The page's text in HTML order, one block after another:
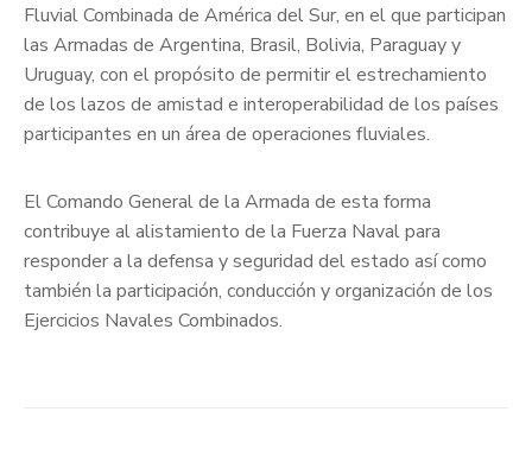
Fluvial Combinada de América del Sur, en el que participan
las Armadas de Argentina, Brasil, Bolivia, Paraguay y
Uruguay, con el propósito de permitir el estrechamiento
de los lazos de amistad e interoperabilidad de los países
participantes en un área de operaciones fluviales.
El Comando General de la Armada de esta forma
contribuye al alistamiento de la Fuerza Naval para
responder a la defensa y seguridad del estado así como
también la participación, conducción y organización de los
Ejercicios Navales Combinados.